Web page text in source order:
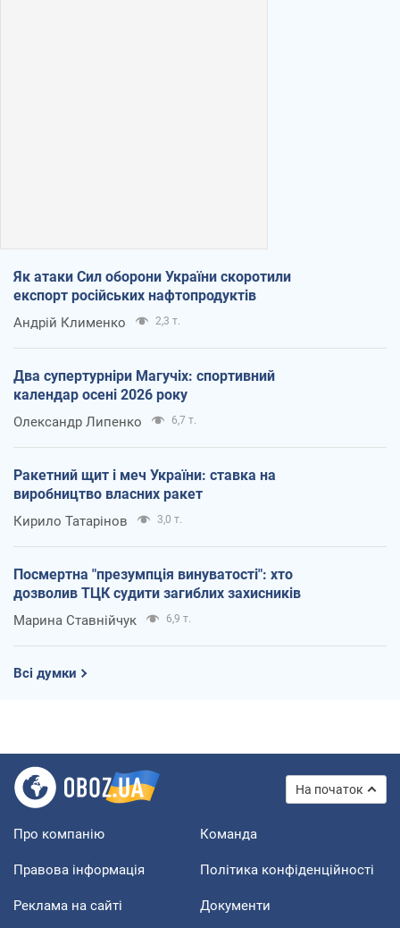
Як атаки Сил оборони України скоротили
експорт російських нафтопродуктів
Андрій Клименко 2,3 т.
Два супертурніри Магучіх: спортивний
календар осені 2026 року
Олександр Липенко 6,7 т.
Ракетний щит і меч України: ставка на
виробництво власних ракет
Кирило Татарінов 3,0 т.
Посмертна "презумпція винуватості": хто
дозволив ТЦК судити загиблих захисників
Марина Ставнійчук 6,9 т.
Всі думки
На початок
Про компанію Команда
Правова інформація Політика конфіденційності
Реклама на сайті Документи